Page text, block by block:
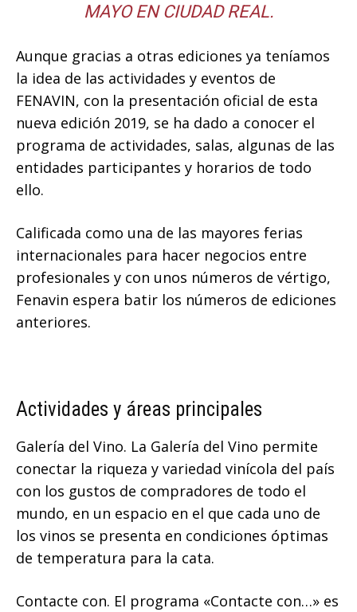
MAYO EN CIUDAD REAL.
Aunque gracias a otras ediciones ya teníamos
la idea de las actividades y eventos de
FENAVIN, con la presentación oficial de esta
nueva edición 2019, se ha dado a conocer el
programa de actividades, salas, algunas de las
entidades participantes y horarios de todo
ello.
Calificada como una de las mayores ferias
internacionales para hacer negocios entre
profesionales y con unos números de vértigo,
Fenavin espera batir los números de ediciones
anteriores.
Actividades y áreas principales
Galería del Vino. La Galería del Vino permite
conectar la riqueza y variedad vinícola del país
con los gustos de compradores de todo el
mundo, en un espacio en el que cada uno de
los vinos se presenta en condiciones óptimas
de temperatura para la cata.
Contacte con. El programa «Contacte con…» es